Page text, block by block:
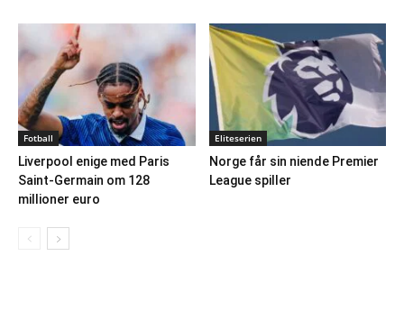
Fotball
Liverpool enige med Paris
Saint-Germain om 128
millioner euro
Eliteserien
Norge får sin niende Premier
League spiller